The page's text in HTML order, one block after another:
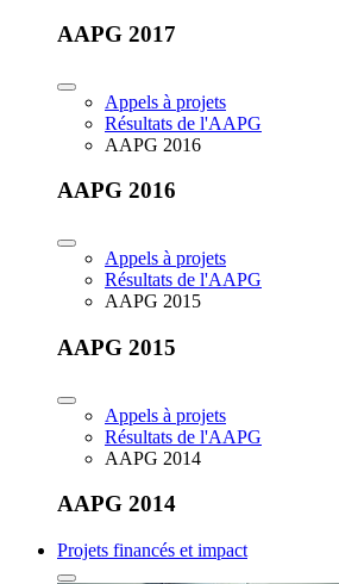
AAPG 2017
Appels à projets
Résultats de l'AAPG
AAPG 2016
AAPG 2016
Appels à projets
Résultats de l'AAPG
AAPG 2015
AAPG 2015
Appels à projets
Résultats de l'AAPG
AAPG 2014
AAPG 2014
Projets financés et impact